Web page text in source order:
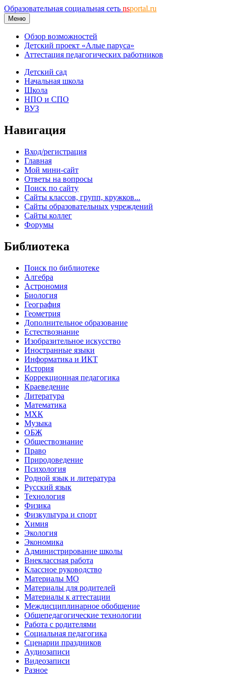
Образовательная социальная сеть nsportal.ru
Меню
Обзор возможностей
Детский проект «Алые паруса»
Аттестация педагогических работников
Детский сад
Начальная школа
Школа
НПО и СПО
ВУЗ
Навигация
Вход/регистрация
Главная
Мой мини-сайт
Ответы на вопросы
Поиск по сайту
Сайты классов, групп, кружков...
Сайты образовательных учреждений
Сайты коллег
Форумы
Библиотека
Поиск по библиотеке
Алгебра
Астрономия
Биология
География
Геометрия
Дополнительное образование
Естествознание
Изобразительное искусство
Иностранные языки
Информатика и ИКТ
История
Коррекционная педагогика
Краеведение
Литература
Математика
МХК
Музыка
ОБЖ
Обществознание
Право
Природоведение
Психология
Родной язык и литература
Русский язык
Технология
Физика
Физкультура и спорт
Химия
Экология
Экономика
Администрирование школы
Внеклассная работа
Классное руководство
Материалы МО
Материалы для родителей
Материалы к аттестации
Междисциплинарное обобщение
Общепедагогические технологии
Работа с родителями
Социальная педагогика
Сценарии праздников
Аудиозаписи
Видеозаписи
Разное